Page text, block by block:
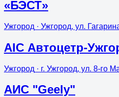
«БЭСТ»
Ужгород · Ужгород, ул.
АІС Автоцетр-
Ужгород · г. Ужгород, ул. 8-го
АИС "Geely"